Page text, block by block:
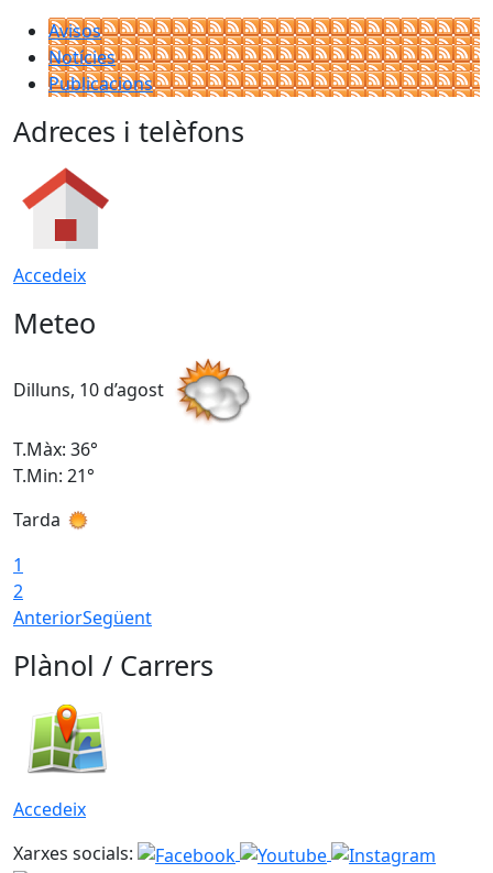
Avisos
Notícies
Publicacions
Adreces i telèfons
Accedeix
Meteo
Dilluns, 10 d’agost
T.Màx: 36°
T.Min: 21°
Tarda
1
2
AnteriorSegüent
Plànol / Carrers
Accedeix
Xarxes socials: